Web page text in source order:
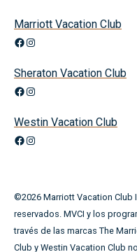
Marriott Vacation Club
Facebook
Instagram
Sheraton Vacation Club
Facebook
Instagram
Westin Vacation Club
Facebook
Instagram
©2026 Marriott Vacation Club
reservados. MVCI y los
través de las marcas The
Club y Westin Vacation Club